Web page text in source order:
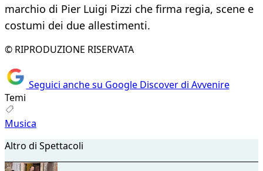
marchio di Pier Luigi Pizzi che firma regia, scene e
costumi dei due allestimenti.
© RIPRODUZIONE RISERVATA
Seguici anche su Google Discover di Avvenire
Temi
Musica
Altro di Spettacoli